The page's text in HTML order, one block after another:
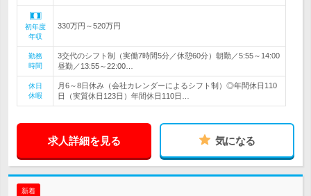
初年度
年収
330万円～520万円
勤務
時間
3交代のシフト制（実働7時間5分／休憩60分）朝勤／5:55～14:00
昼勤／13:55～22:00…
休日
休暇
月6～8日休み（会社カレンダーによるシフト制）◎年間休日110
日（実質休日123日）年間休日110日…
求人詳細を見る 気になる
新着